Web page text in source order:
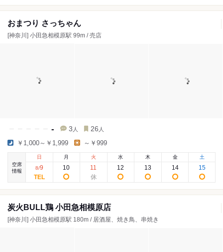
おまつり さっちゃん
[神奈川] 小田急相模原駅 99m / 売店
- 3 人 26 人
￥1,000～￥1,999 ～￥999
空席
情報
日
8/9
月
10
火
11
水
12
木
13
金
14
土
15
炭火BULL鶏 小田急相模原店
[神奈川] 小田急相模原駅 180m / 居酒屋、焼き鳥、串焼き